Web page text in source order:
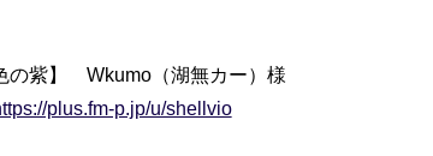
の紫】 Wkumo（湖無カー）様
plus.fm-p.jp/u/shellvio